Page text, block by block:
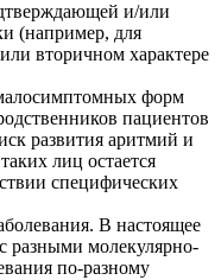
и/или
(например, для
вторичном характере
форм
пациентов
развития аритмий и
лиц остается
специфических
В настоящее
разными молекулярно-
по-разному